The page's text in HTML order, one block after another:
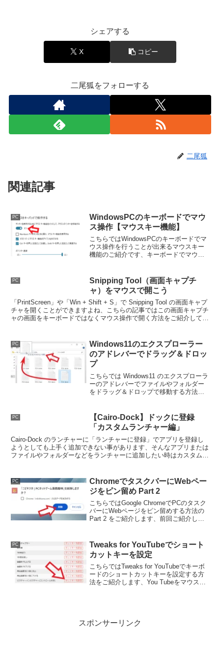
シェアする
X コピー
二尾狐をフォローする
二尾狐
関連記事
PC
WindowsPCのキーボードでマウ
ス操作【マウスキー機能】
こちらではWindowsPCのキーボードでマ
ウス操作を行うことが出来るマウスキー
機能のご紹介です、キーボードでマウス
時に便利な機能ですね。
PC
Snipping Tool（画面キャプチ
ャ）をマウスで開こう
「PrintScreen」や「Win + Shift + S」で Snipping Tool の画面キャプ
チャを開くことができますよね、こちらの記事ではこの画面キャプチ
ャの画面をキーボードではなくマウス操作で開く方法をご紹介してみ
PC
Windows11のエクスプローラー
のアドレバーでドラッグ＆ドロッ
プ
こちらでは Windows11 のエクスプローラ
ーのアドレバーでファイルやフォルダー
をドラッグ＆ドロップで移動する方法を
しましたが同じ方法で行うことが出来ま
す。
PC
【Cairo-Dock】ドックに登録
「カスタムランチャー編」
Cairo-Dock のランチャーに「ランチャーに登録」でアプリを登録し
ようとしても上手く追加できない事があります、そんなアプリまたは
ファイルやフォルダーなどをランチャーに追加したい時はカスタムラ
PC
ChromeでタスクバーにWebペー
ジをピン留め Part 2
こちらではGoogle ChromeでPCのタスク
バーにWebページをピン留めする方法の
Part 2 をご紹介します、前回ご紹介した
ルされたWebページを削除してみましょ
う。
PC
Tweaks for YouTubeでショート
カットキーを設定
こちらではTweaks for YouTubeでキーボ
ードのショートカットキーを設定する方
法をご紹介します、You Tubeをマウスで
スポンサーリンク